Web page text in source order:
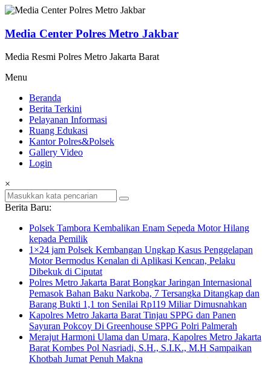
Lompat
konten
Media Center Polres Metro Jakbar
Media Resmi Polres Metro Jakarta Barat
Menu
Beranda
Berita Terkini
Pelayanan Informasi
Ruang Edukasi
Kantor Polres&Polsek
Gallery Video
Login
×
Berita Baru:
Polsek Tambora Kembalikan Enam Sepeda Motor Hilang
kepada Pemilik
1×24 jam Polsek Kembangan Ungkap Kasus Penggelapan
Motor Bermodus Kenalan di Aplikasi Kencan, Pelaku
Dibekuk di Ciputat
Polres Metro Jakarta Barat Bongkar Jaringan Internasional
Pemasok Bahan Baku Narkoba, 7 Tersangka Ditangkap dan
Barang Bukti 1,1 ton Senilai Rp119 Miliar Dimusnahkan
Kapolres Metro Jakarta Barat Tinjau SPPG dan Panen
Sayuran Pokcoy Di Greenhouse SPPG Polri Palmerah
Merajut Harmoni Ulama dan Umara, Kapolres Metro Jakarta
Barat Kombes Pol Nasriadi, S.H., S.I.K., M.H Sampaikan
Khotbah Jumat Penuh Makna